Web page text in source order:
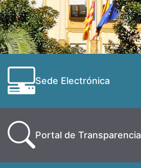
Sede Electrónica
Portal de Transparencia